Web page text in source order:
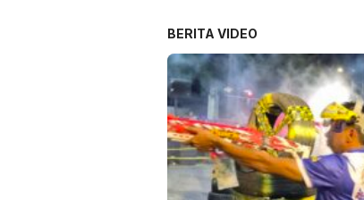
BERITA VIDEO